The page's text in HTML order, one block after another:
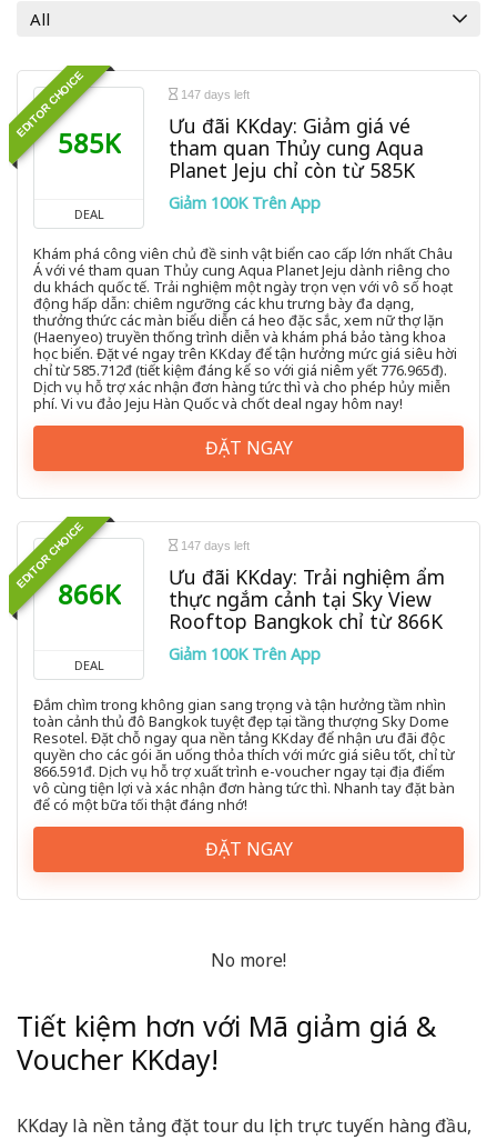
All
EDITOR CHOICE
585K
DEAL
147 days left
Ưu đãi KKday: Giảm giá vé
tham quan Thủy cung Aqua
Planet Jeju chỉ còn từ 585K
Giảm 100K Trên App
Khám phá công viên chủ đề sinh vật biển cao cấp lớn nhất Châu
Á với vé tham quan Thủy cung Aqua Planet Jeju dành riêng cho
du khách quốc tế. Trải nghiệm một ngày trọn vẹn với vô số hoạt
động hấp dẫn: chiêm ngưỡng các khu trưng bày đa dạng,
thưởng thức các màn biểu diễn cá heo đặc sắc, xem nữ thợ lặn
(Haenyeo) truyền thống trình diễn và khám phá bảo tàng khoa
học biển. Đặt vé ngay trên KKday để tận hưởng mức giá siêu hời
chỉ từ 585.712đ (tiết kiệm đáng kể so với giá niêm yết 776.965đ).
Dịch vụ hỗ trợ xác nhận đơn hàng tức thì và cho phép hủy miễn
phí. Vi vu đảo Jeju Hàn Quốc và chốt deal ngay hôm nay!
ĐẶT NGAY
EDITOR CHOICE
866K
DEAL
147 days left
Ưu đãi KKday: Trải nghiệm ẩm
thực ngắm cảnh tại Sky View
Rooftop Bangkok chỉ từ 866K
Giảm 100K Trên App
Đắm chìm trong không gian sang trọng và tận hưởng tầm nhìn
toàn cảnh thủ đô Bangkok tuyệt đẹp tại tầng thượng Sky Dome
Resotel. Đặt chỗ ngay qua nền tảng KKday để nhận ưu đãi độc
quyền cho các gói ăn uống thỏa thích với mức giá siêu tốt, chỉ từ
866.591đ. Dịch vụ hỗ trợ xuất trình e-voucher ngay tại địa điểm
vô cùng tiện lợi và xác nhận đơn hàng tức thì. Nhanh tay đặt bàn
để có một bữa tối thật đáng nhớ!
ĐẶT NGAY
No more!
Tiết kiệm hơn với Mã giảm giá &
Voucher KKday!
KKday là nền tảng đặt tour du lịch trực tuyến hàng đầu,